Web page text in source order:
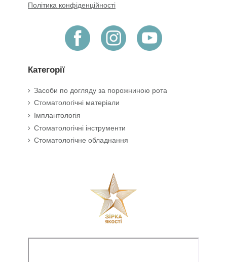
Політика конфіденційності
Категорії
Засоби по догляду за порожниною рота
Стоматологічні матеріали
Імплантологія
Стоматологічні інструменти
Стоматологічне обладнання